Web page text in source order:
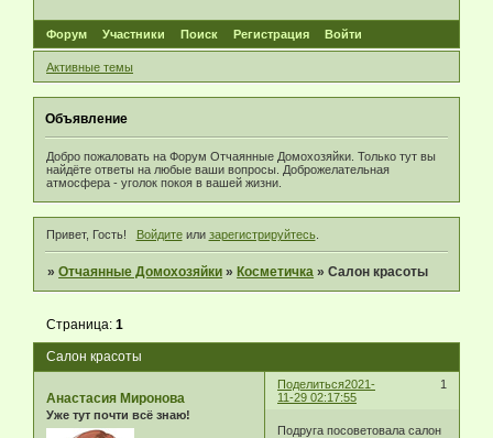
Форум Участники Поиск Регистрация Войти
Активные темы
Объявление
Добро пожаловать на Форум Отчаянные Домохозяйки. Только тут вы
найдёте ответы на любые ваши вопросы. Доброжелательная
атмосфера - уголок покоя в вашей жизни.
Привет, Гость! Войдитеили зарегистрируйтесь.
»Отчаянные Домохозяйки » Косметичка »Салон красоты
Салон красоты
Страница:1
Поделиться 1
2021-
11-29 02:17:55
Анастасия Миронова
Уже тут почти всё знаю!
Подруга посоветовала салон